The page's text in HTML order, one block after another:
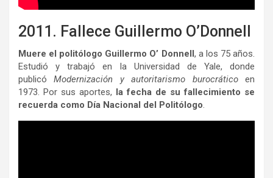
2011. Fallece Guillermo O’Donnell
Muere el politólogo Guillermo O’ Donnell , a los 75 años.
Estudió y trabajó en la Universidad de Yale, donde
publicó Modernización y autoritarismo burocrático en
1973. Por sus aportes, la fecha de su fallecimiento se
recuerda como Día Nacional del Politólogo.